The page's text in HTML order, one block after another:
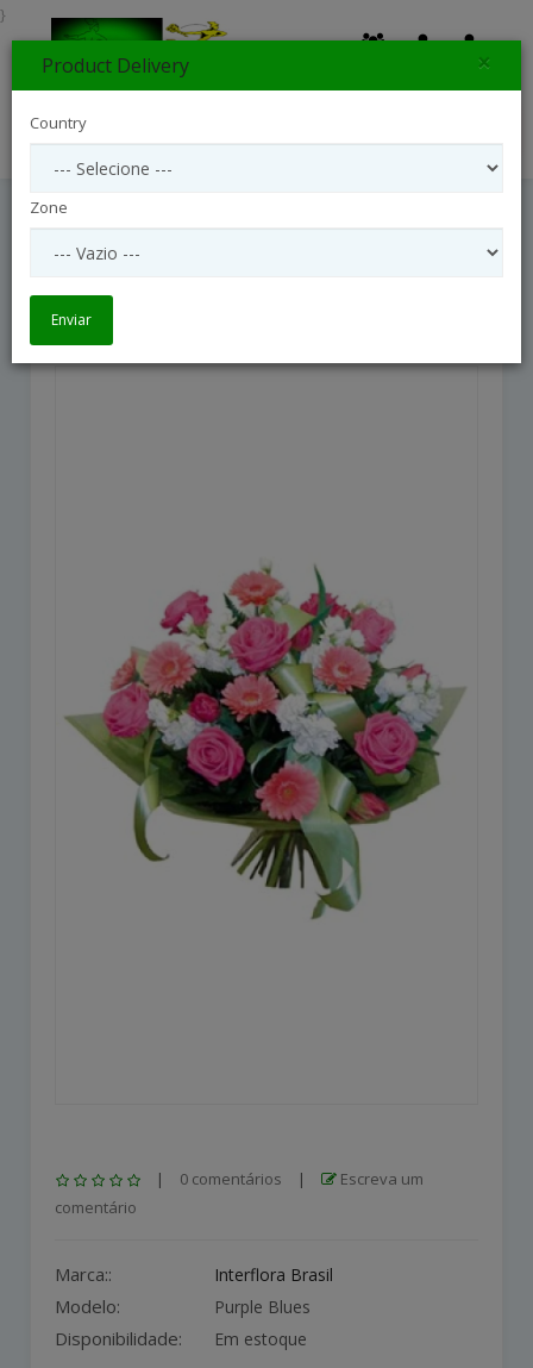
Purple Blues
| 0 comentários |
Escreva um
comentário
Marca:: Interflora Brasil
Modelo: Purple Blues
Disponibilidade: Em estoque
}
Product Delivery ×
Country
Zone
Enviar